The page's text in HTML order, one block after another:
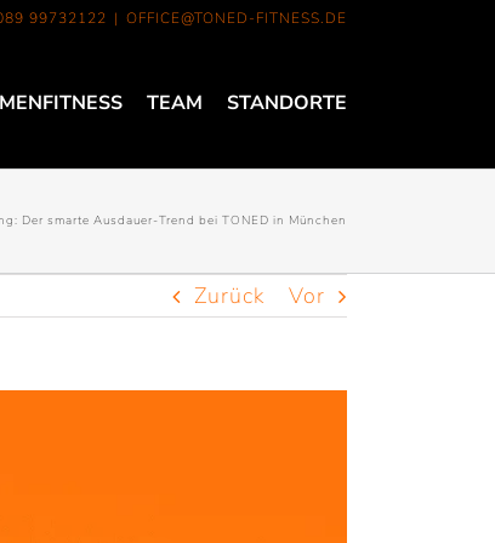
99732122 | OFFICE@TONED-FITNESS.DE
TEAM STANDORTE
Der smarte Ausdauer-Trend bei TONED in München
Zurück Vor